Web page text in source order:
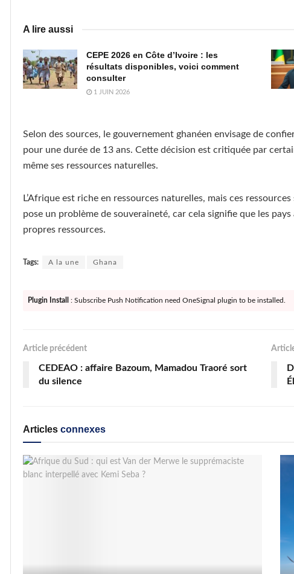
A lire aussi
CEPE 2026 en Côte d’Ivoire : les
résultats disponibles, voici comment
consulter
1 JUIN 2026
Selon des sources, le gouvernement ghanéen envisage de
pour une durée de 13 ans. Cette décision est critiquée par
même ses ressources naturelles.
L’Afrique est riche en ressources naturelles, mais ces
pose un problème de souveraineté, car cela signifie que les
propres ressources.
Tags: A la une Ghana
Plugin Install : Subscribe Push Notification need OneSignal plugin to be installed.
Article précédent
CEDEAO : affaire Bazoum, Mamadou Traoré sort
du silence
Articles connexes